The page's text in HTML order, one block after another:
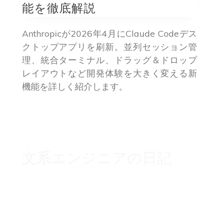
能を徹底解説
Anthropicが2026年4月にClaude Codeデス
クトップアプリを刷新。並列セッション管
理、統合ターミナル、ドラッグ＆ドロップ
レイアウトなど開発体験を大きく変える新
機能を詳しく紹介します。